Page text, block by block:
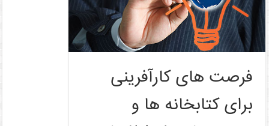
فرصت های کارآفرینی
برای کتابخانه ها و